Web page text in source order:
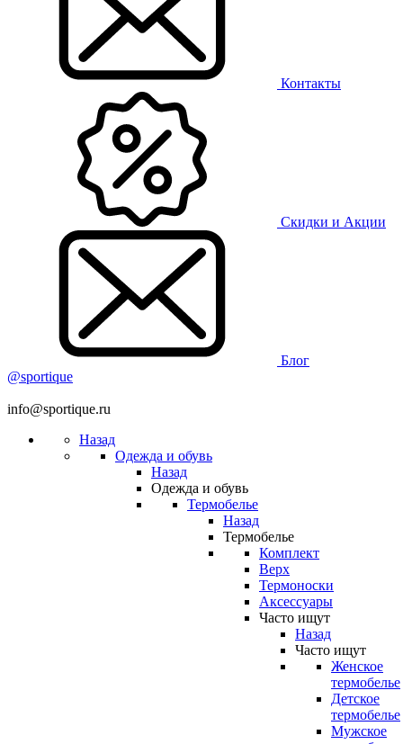
Контакты
Скидки и Акции
Блог
@sportique
info@sportique.ru
Назад
Одежда и обувь
Назад
Одежда и обувь
Термобелье
Назад
Термобелье
Комплект
Верх
Термоноски
Аксессуары
Часто ищут
Назад
Часто ищут
Женское
термобелье
Детское
термобелье
Мужское